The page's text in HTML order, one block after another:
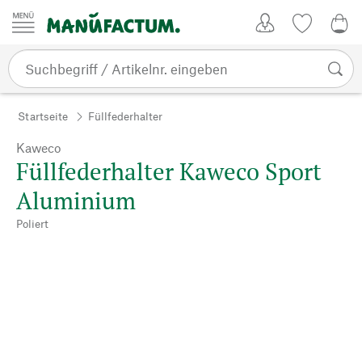
Zum Inhalt springen
Startseite Füllfederhalter
Kaweco
Füllfederhalter Kaweco Sport
Aluminium
Poliert